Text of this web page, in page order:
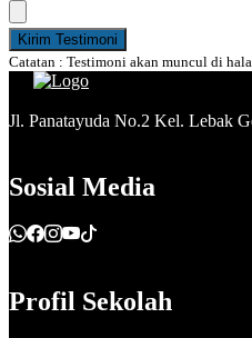
Kirim Testimoni
Catatan : Testimoni akan muncul di
Jl. Panatayuda No.2 Kel. Lebak
Sosial Media
Profil Sekolah